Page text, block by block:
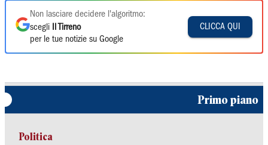
Non lasciare decidere l'algoritmo:
scegli
Il Tirreno
per le tue notizie su Google
CLICCA QUI
Primo piano
Politica